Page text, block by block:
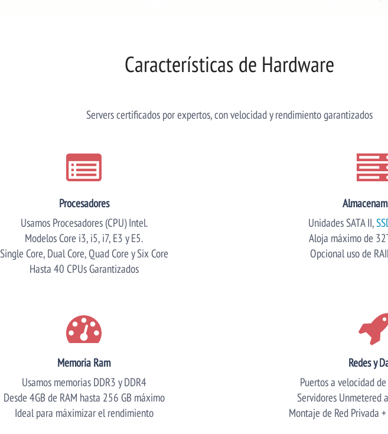
Características de Hardware
Servers certificados por expertos, con velocidad y rendimiento garantizados
Procesadores
Usamos Procesadores (CPU) Intel.
Modelos Core i3, i5, i7, E3 y E5.
Single Core, Dual Core, Quad Core y Six Core
Hasta 40 CPUs Garantizados
Unidades SATA II,
Aloja máximo de
Opcional uso de
Memoria Ram
Usamos memorias DDR3 y DDR4
Desde 4GB de RAM hasta 256 GB máximo
Ideal para máximizar el rendimiento
Redes y
Puertos a velocidad
Servidores Unmetered
Montaje de Red Privada